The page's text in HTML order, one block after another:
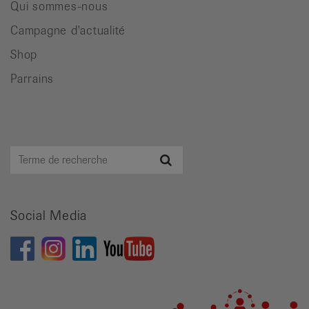
Qui sommes-nous
Campagne d'actualité
Shop
Parrains
Terme
Social Media